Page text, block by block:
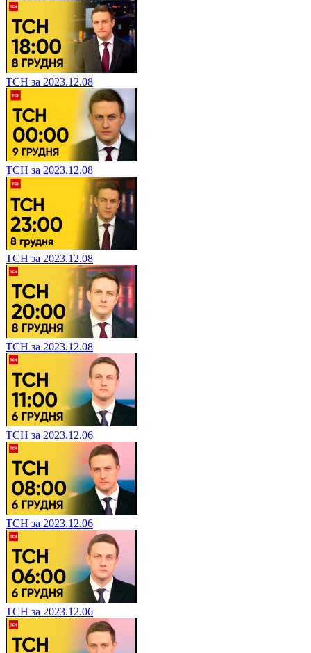
ТСН за 2023.12.08
ТСН за 2023.12.08
ТСН за 2023.12.08
ТСН за 2023.12.08
ТСН за 2023.12.06
ТСН за 2023.12.06
ТСН за 2023.12.06